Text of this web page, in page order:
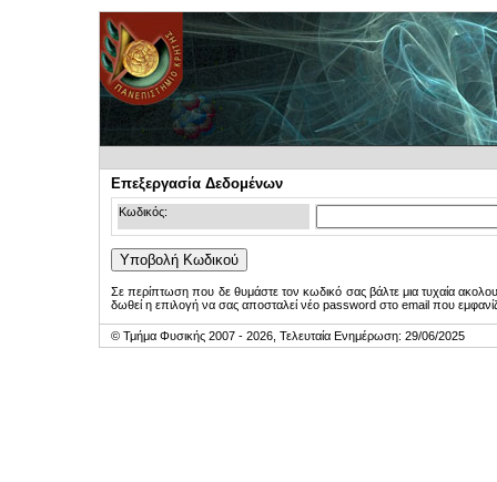
Επεξεργασία Δεδομένων
Κωδικός:
Σε περίπτωση που δε θυμάστε τον κωδικό σας βάλτε μια τυχαία
δωθεί η επιλογή να σας αποσταλεί νέο password στο email που
© Τμήμα Φυσικής 2007 - 2026, Τελευταία Ενημέρωση: 29/06/2025